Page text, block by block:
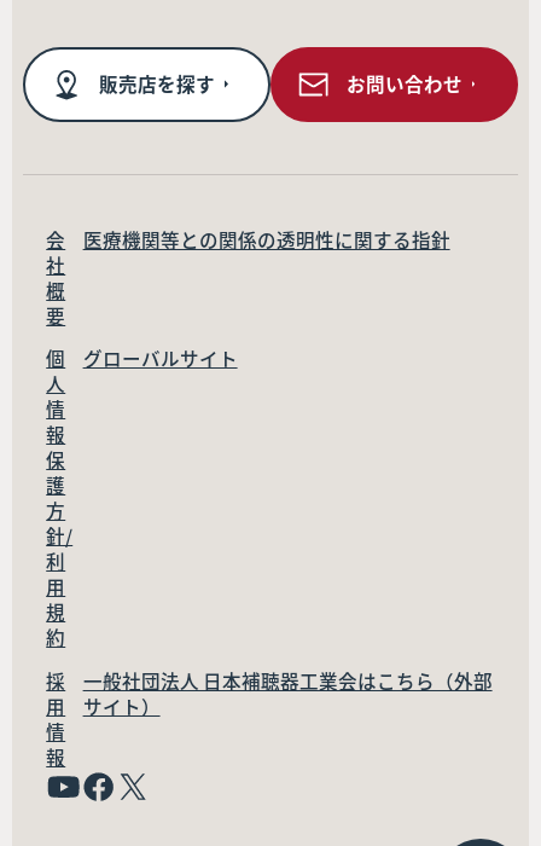
販売店を探す お問い合わせ
会
社
概
要
医療機関等との関係の透明性に関する指針
個
人
情
報
保
護
方
針/
利
用
規
約
グローバルサイト
採
用
情
報
一般社団法人 日本補聴器工業会はこちら（外部
サイト）